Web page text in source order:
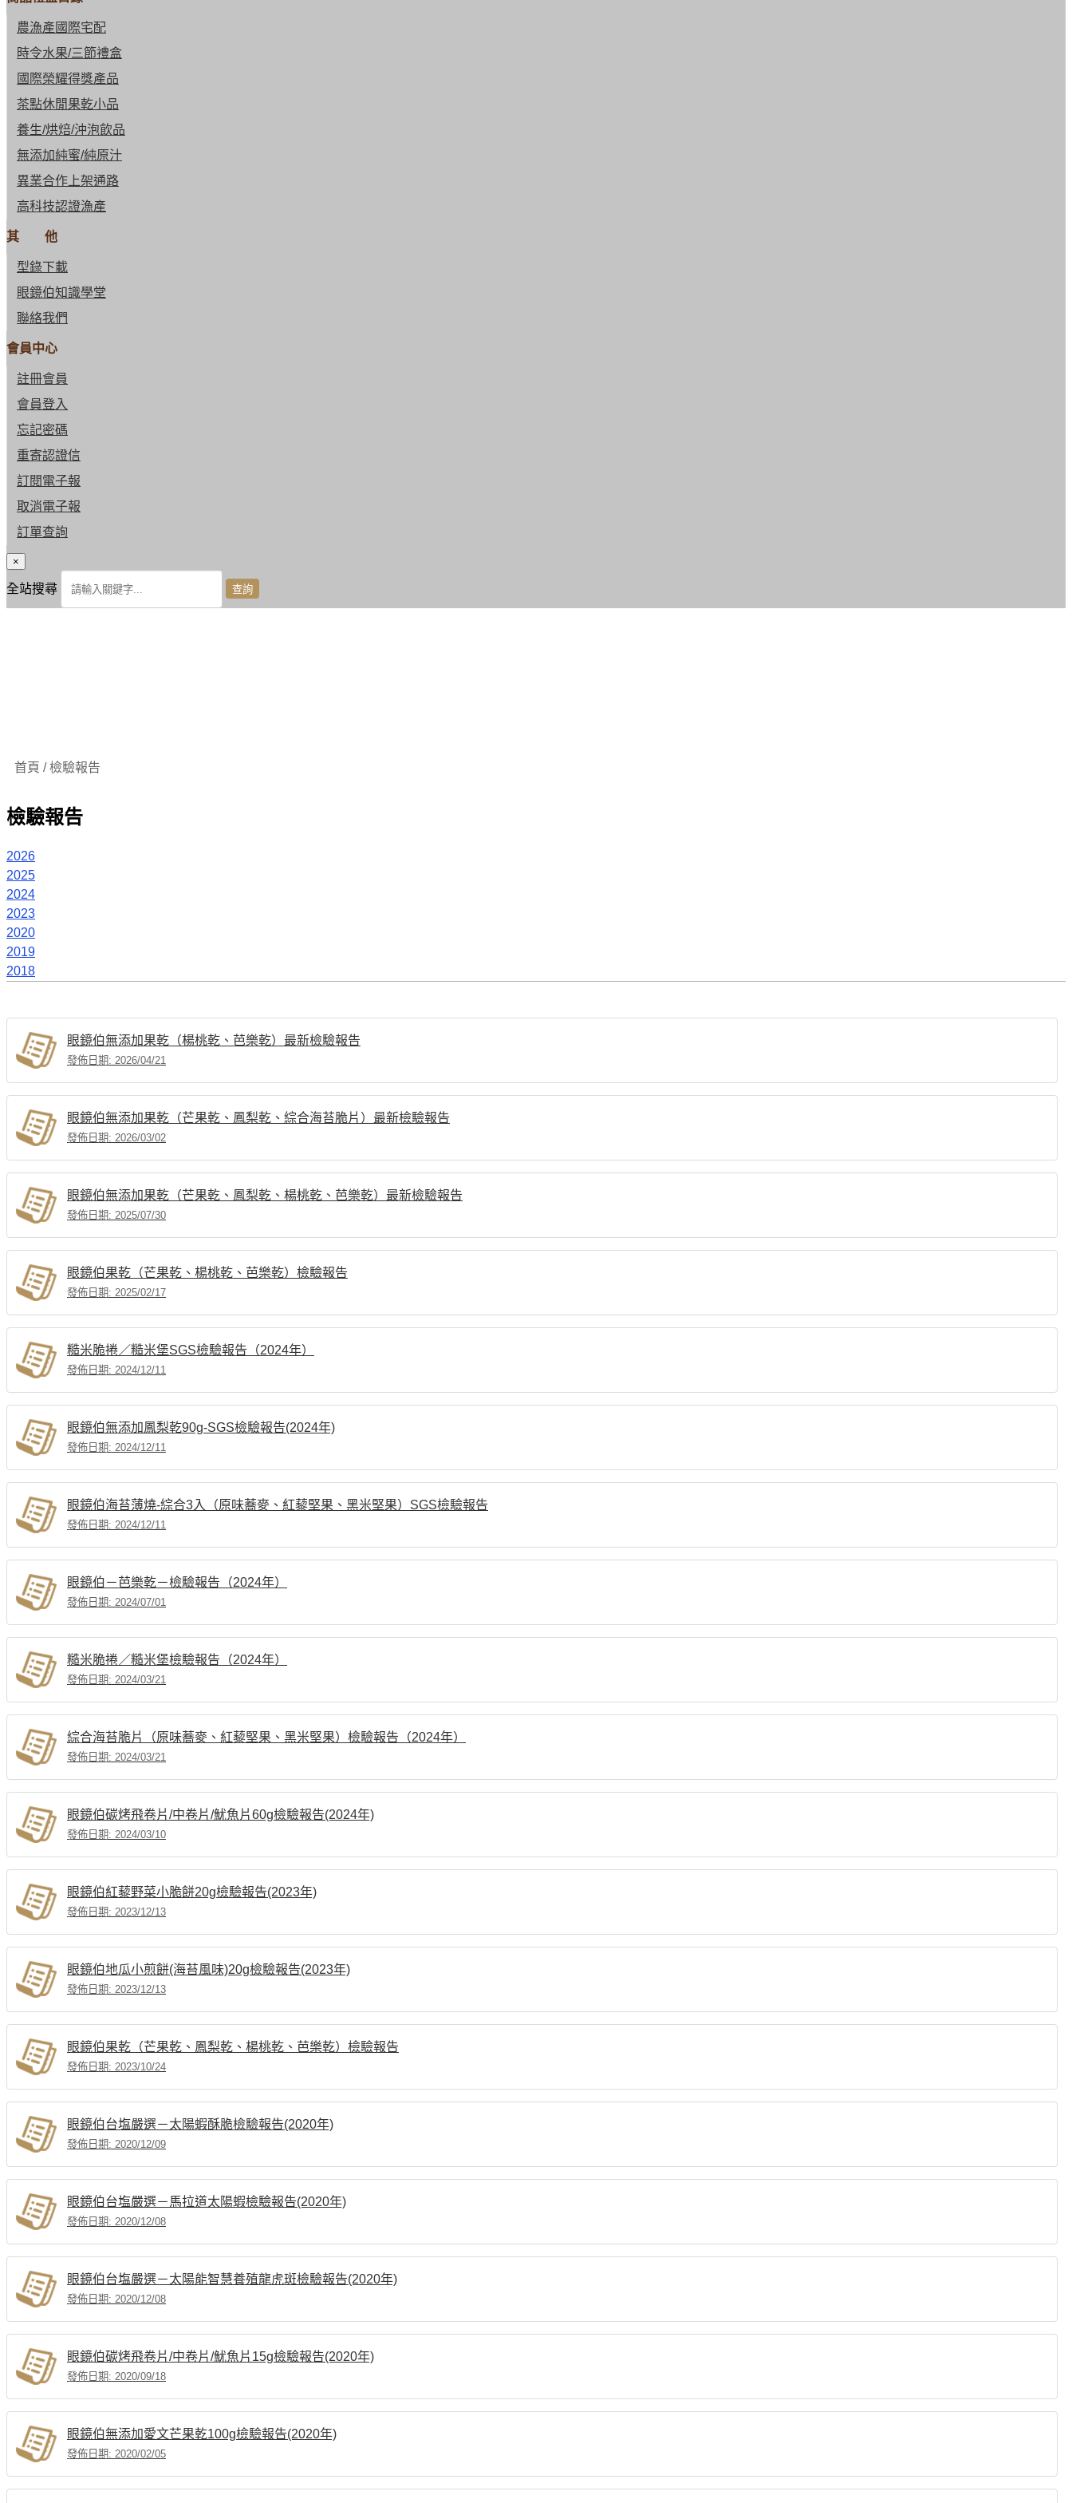
農漁產國際宅配
時令水果/三節禮盒
國際榮耀得獎產品
茶點休閒果乾小品
養生/烘焙/沖泡飲品
無添加純蜜/純原汁
異業合作上架通路
高科技認證漁產
其 他
型錄下載
眼鏡伯知識學堂
聯絡我們
會員中心
註冊會員
會員登入
忘記密碼
重寄認證信
訂閱電子報
取消電子報
訂單查詢
×
全站搜尋
首頁 / 檢驗報告
檢驗報告
2026
2025
2024
2023
2020
2019
2018
眼鏡伯無添加果乾（楊桃乾、芭樂乾）最新檢驗報告
發佈日期: 2026/04/21
眼鏡伯無添加果乾（芒果乾、鳳梨乾、綜合海苔脆片）最新檢驗報告
發佈日期: 2026/03/02
眼鏡伯無添加果乾（芒果乾、鳳梨乾、楊桃乾、芭樂乾）最新檢驗報告
發佈日期: 2025/07/30
眼鏡伯果乾（芒果乾、楊桃乾、芭樂乾）檢驗報告
發佈日期: 2025/02/17
糙米脆捲／糙米堡SGS檢驗報告（2024年）
發佈日期: 2024/12/11
眼鏡伯無添加鳳梨乾90g-SGS檢驗報告(2024年)
發佈日期: 2024/12/11
眼鏡伯海苔薄燒-綜合3入（原味蕎麥、紅藜堅果、黑米堅果）SGS檢驗報告
發佈日期: 2024/12/11
眼鏡伯－芭樂乾－檢驗報告（2024年）
發佈日期: 2024/07/01
糙米脆捲／糙米堡檢驗報告（2024年）
發佈日期: 2024/03/21
綜合海苔脆片（原味蕎麥、紅藜堅果、黑米堅果）檢驗報告（2024年）
發佈日期: 2024/03/21
眼鏡伯碳烤飛卷片/中卷片/魷魚片60g檢驗報告(2024年)
發佈日期: 2024/03/10
眼鏡伯紅藜野菜小脆餅20g檢驗報告(2023年)
發佈日期: 2023/12/13
眼鏡伯地瓜小煎餅(海苔風味)20g檢驗報告(2023年)
發佈日期: 2023/12/13
眼鏡伯果乾（芒果乾、鳳梨乾、楊桃乾、芭樂乾）檢驗報告
發佈日期: 2023/10/24
眼鏡伯台塩嚴選－太陽蝦酥脆檢驗報告(2020年)
發佈日期: 2020/12/09
眼鏡伯台塩嚴選－馬拉道太陽蝦檢驗報告(2020年)
發佈日期: 2020/12/08
眼鏡伯台塩嚴選－太陽能智慧養殖龍虎斑檢驗報告(2020年)
發佈日期: 2020/12/08
眼鏡伯碳烤飛卷片/中卷片/魷魚片15g檢驗報告(2020年)
發佈日期: 2020/09/18
眼鏡伯無添加愛文芒果乾100g檢驗報告(2020年)
發佈日期: 2020/02/05